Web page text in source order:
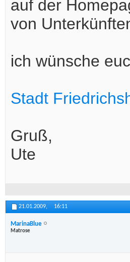
auf der
von
ich wünsche
Stadt
Gruß,
Ute
21.01.2009, 16:11
MarinaBlue
Matrose